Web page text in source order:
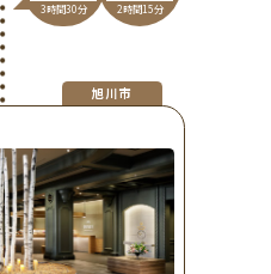
3時間30分 2時間15分
旭川市